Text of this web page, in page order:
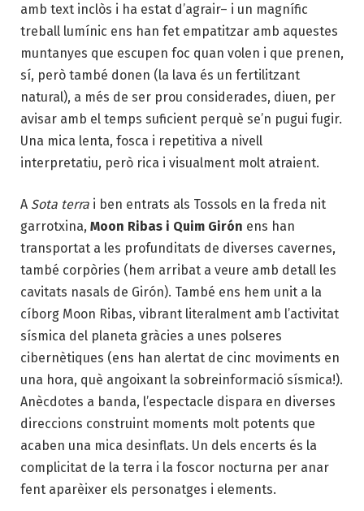
amb text inclòs i ha estat d’agrair– i un magnífic
treball lumínic ens han fet empatitzar amb aquestes
muntanyes que escupen foc quan volen i que prenen,
sí, però també donen (la lava és un fertilitzant
natural), a més de ser prou considerades, diuen, per
avisar amb el temps suficient perquè se’n pugui fugir.
Una mica lenta, fosca i repetitiva a nivell
interpretatiu, però rica i visualment molt atraient.
A Sota terra i ben entrats als Tossols en la freda nit
garrotxina, Moon Ribas i Quim Girón ens han
transportat a les profunditats de diverses cavernes,
també corpòries (hem arribat a veure amb detall les
cavitats nasals de Girón). També ens hem unit a la
cíborg Moon Ribas, vibrant literalment amb l’activitat
sísmica del planeta gràcies a unes polseres
cibernètiques (ens han alertat de cinc moviments en
una hora, què angoixant la sobreinformació sísmica!).
Anècdotes a banda, l’espectacle dispara en diverses
direccions construint moments molt potents que
acaben una mica desinflats. Un dels encerts és la
complicitat de la terra i la foscor nocturna per anar
fent aparèixer els personatges i elements.